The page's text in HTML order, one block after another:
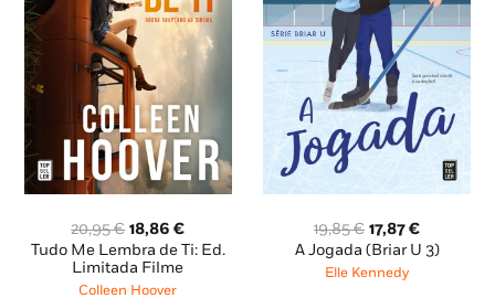
20,95€ O
preço
original
era:
18,86€O
preço
Tudo Me Lembra de Ti: Ed.
Limitada Filme
Colleen Hoover
19,85€ O
preço
original
17,87€O
preço
A Jogada (Briar U 3)
Elle Kennedy